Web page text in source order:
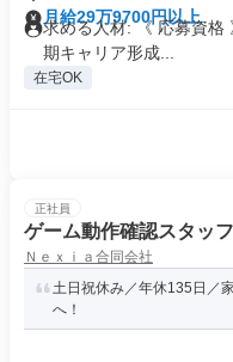
月給29万9700円以上
求める人材: 《 応募資格
期キャリア形成...
在宅OK
正社員
ゲーム動作確認スタッフ
Ｎｅｘｉａ合同会社
土日祝休み／年休135日／
へ！